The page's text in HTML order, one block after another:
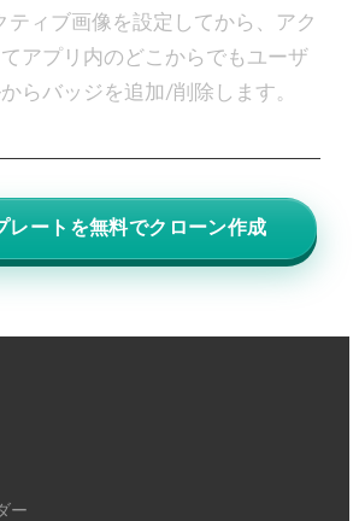
ティブ画像を設定してから、アク
アプリ内のどこからでもユーザ
らバッジを追加/削除します。
レートを無料でクローン作成
ー